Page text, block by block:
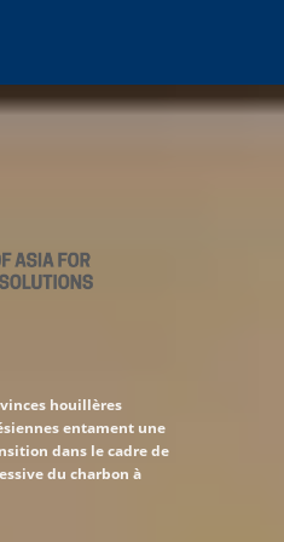
les producteurs
la Chine pour la